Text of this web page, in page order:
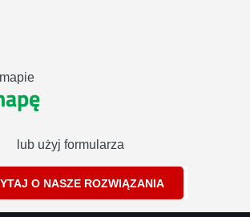
lub użyj formularza
O NASZE ROZWIĄZANIA